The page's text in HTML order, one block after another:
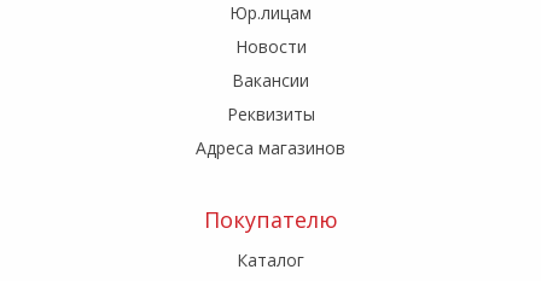
Юр.лицам
Новости
Вакансии
Реквизиты
Адреса магазинов
Покупателю
Каталог